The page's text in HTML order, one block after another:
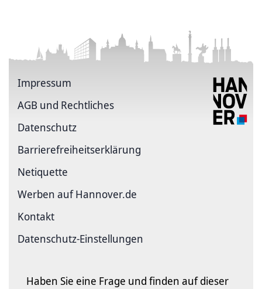
Impressum
AGB und Rechtliches
Datenschutz
Barriere­freiheits­erklärung
Netiquette
Werben auf Hannover.de
Kontakt
Datenschutz-Einstellungen
Haben Sie eine Frage und finden auf dieser